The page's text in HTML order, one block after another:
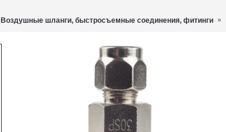
Воздушные шланги, быстросъемные соединения, фитинги